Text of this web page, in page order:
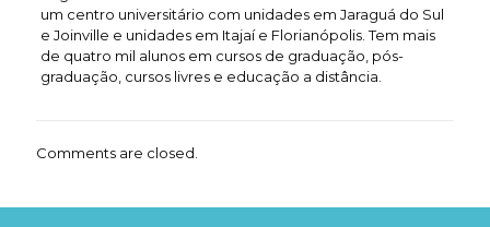
um centro universitário com unidades em Jaraguá do Sul
e Joinville e unidades em Itajaí e Florianópolis. Tem mais
de quatro mil alunos em cursos de graduação, pós-
graduação, cursos livres e educação a distância.
Comments are closed.